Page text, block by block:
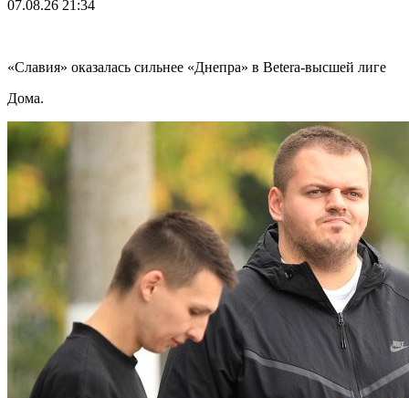
07.08.26 21:34
«Славия» оказалась сильнее «Днепра» в Betera-высшей лиге
Дома.